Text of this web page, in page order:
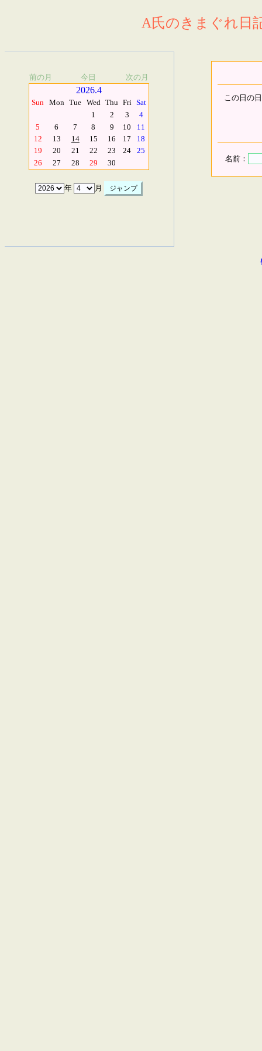
A氏のきまぐれ日
前の月 今日 次の月
2026.4
Sun Mon Tue Wed Thu Fri Sat
1
2 3
4
5
6 7 8 9 10
11
12
13 14 15 16 17
18
19
20 21 22 23 24
25
26
27 28 29 30
年 月
この日の
名前：